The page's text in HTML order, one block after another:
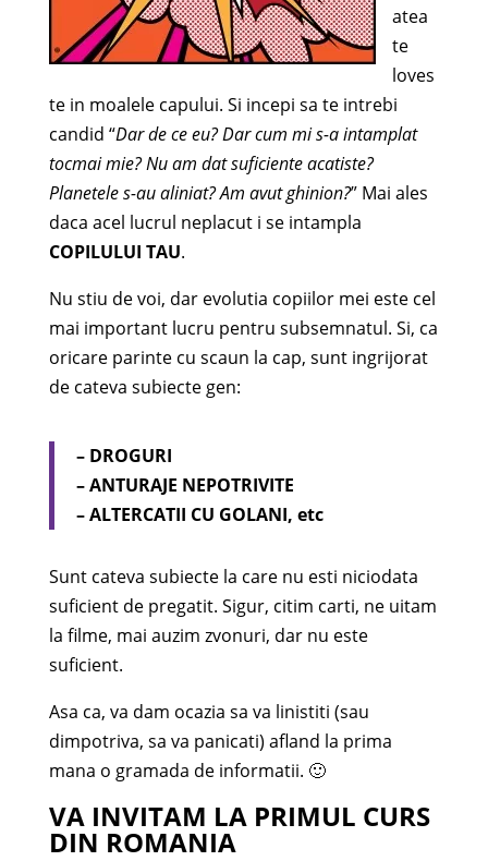
atea
te
loves
te in moalele capului. Si incepi sa te intrebi
candid “Dar de ce eu? Dar cum mi s-a intamplat
tocmai mie? Nu am dat suficiente acatiste?
Planetele s-au aliniat? Am avut ghinion?” Mai ales
daca acel lucrul neplacut i se intampla
COPILULUI TAU.
Nu stiu de voi, dar evolutia copiilor mei este cel
mai important lucru pentru subsemnatul. Si, ca
oricare parinte cu scaun la cap, sunt ingrijorat
de cateva subiecte gen:
– DROGURI
– ANTURAJE NEPOTRIVITE
– ALTERCATII CU GOLANI, etc
Sunt cateva subiecte la care nu esti niciodata
suficient de pregatit. Sigur, citim carti, ne uitam
la filme, mai auzim zvonuri, dar nu este
suficient.
Asa ca, va dam ocazia sa va linistiti (sau
dimpotriva, sa va panicati) afland la prima
mana o gramada de informatii. 🙂
VA INVITAM LA PRIMUL CURS
DIN ROMANIA